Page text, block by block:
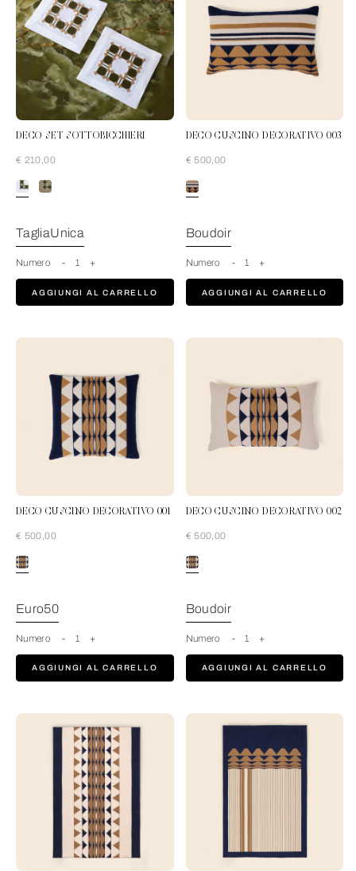
DECO SET SOTTOBICCHIERI
€ 210,00
PineForest-Tan
TagliaUnica
Numero - 1 +
AGGIUNGI AL CARRELLO
DECO CUSCINO DECORATIVO 003
€ 500,00
Boudoir
Numero - 1 +
AGGIUNGI AL CARRELLO
DECO CUSCINO DECORATIVO 001
€ 500,00
Blue-Tan
Euro50
Numero - 1 +
AGGIUNGI AL CARRELLO
DECO CUSCINO DECORATIVO 002
€ 500,00
Boudoir
Numero - 1 +
AGGIUNGI AL CARRELLO